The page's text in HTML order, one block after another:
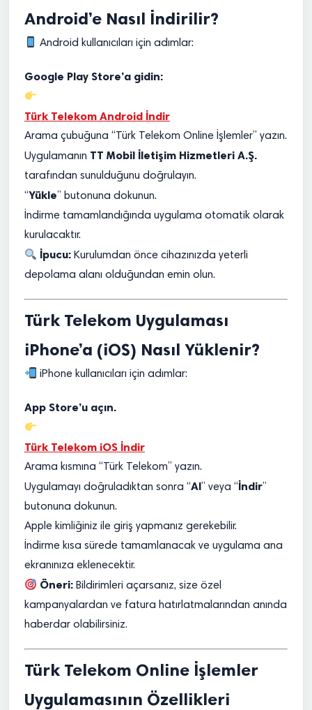
Android’e Nasıl İndirilir?
Android kullanıcıları için adımlar:
Google Play Store’a gidin:
Türk Telekom Android İndir
Arama çubuğuna “Türk Telekom Online İşlemler” yazın.
Uygulamanın TT Mobil İletişim Hizmetleri A.Ş.
tarafından sunulduğunu doğrulayın.
“Yükle” butonuna dokunun.
İndirme tamamlandığında uygulama otomatik olarak
kurulacaktır.
İpucu: Kurulumdan önce cihazınızda yeterli
depolama alanı olduğundan emin olun.
Türk Telekom Uygulaması
iPhone’a (iOS) Nasıl Yüklenir?
iPhone kullanıcıları için adımlar:
App Store’u açın.
Türk Telekom iOS İndir
Arama kısmına “Türk Telekom” yazın.
Uygulamayı doğruladıktan sonra “Al” veya “İndir”
butonuna dokunun.
Apple kimliğiniz ile giriş yapmanız gerekebilir.
İndirme kısa sürede tamamlanacak ve uygulama ana
ekranınıza eklenecektir.
Öneri: Bildirimleri açarsanız, size özel
kampanyalardan ve fatura hatırlatmalarından anında
haberdar olabilirsiniz.
Türk Telekom Online İşlemler
Uygulamasının Özellikleri